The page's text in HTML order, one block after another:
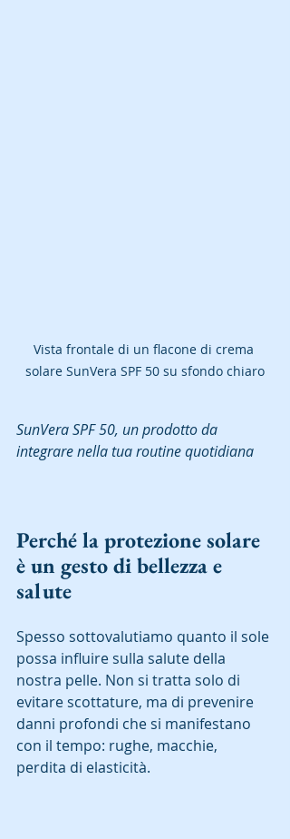
Vista frontale di un flacone di crema
solare SunVera SPF 50 su sfondo chiaro
SunVera SPF 50, un prodotto da
integrare nella tua routine quotidiana
Perché la protezione solare
è un gesto di bellezza e
salute
Spesso sottovalutiamo quanto il sole
possa influire sulla salute della
nostra pelle. Non si tratta solo di
evitare scottature, ma di prevenire
danni profondi che si manifestano
con il tempo: rughe, macchie,
perdita di elasticità.